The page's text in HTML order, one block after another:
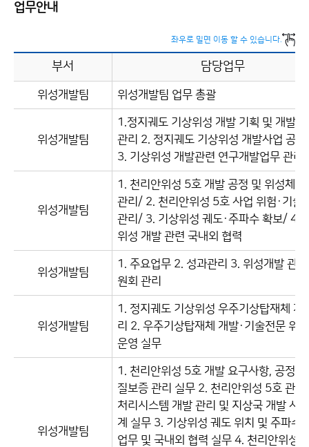
업무안내
좌우로 밀면 이동 할 수 있습니다.
부서 담당업무
위성개발팀 위성개발팀 업무 총괄
위성개발팀
1.정지궤도 기상위성 개발 기획 및 개발
관리 2. 정지궤도 기상위성 개발사업 공정
3. 기상위성 개발관련 연구개발업무 관리
위성개발팀
1. 천리안위성 5호 개발 공정 및 위성체
관리/ 2. 천리안위성 5호 사업 위험·기술
관리/ 3. 기상위성 궤도·주파수 확보/ 4.
위성 개발 관련 국내외 협력
위성개발팀
1. 주요업무 2. 성과관리 3. 위성개발 관
원회 관리
위성개발팀
1. 정지궤도 기상위성 우주기상탑재체 개
리 2. 우주기상탑재체 개발·기술전문 위
운영 실무
위성개발팀
1. 천리안위성 5호 개발 요구사항, 공정
질보증 관리 실무 2. 천리안위성 5호 관
처리시스템 개발 관리 및 지상국 개발 사
계 실무 3. 기상위성 궤도 위치 및 주파수
업무 및 국내외 협력 실무 4. 천리안위성